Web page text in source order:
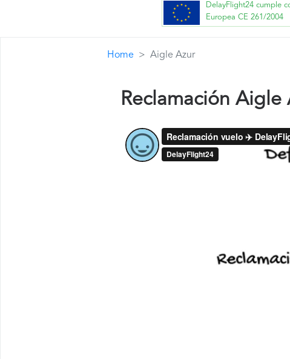
DelayFlight24 cumple
Europea CE 261/2004
Home Aigle Azur
Reclamación Aigle